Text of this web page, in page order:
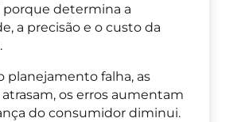
porque determina a
a precisão e o custo da
planejamento falha, as
os erros aumentam
do consumidor diminui.